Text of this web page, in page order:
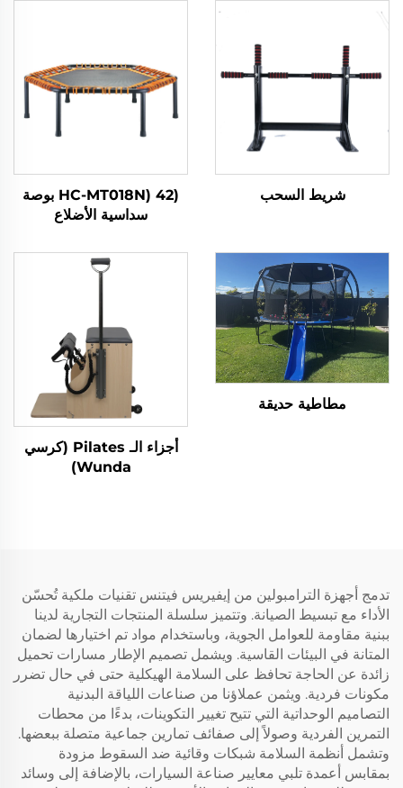
شريط السحب
(HC-MT018N) 42 بوصة
سداسية الأضلاع
مطاطية حديقة
أجزاء الـ Pilates (كرسي
Wunda)
تدمج أجهزة الترامبولين من إيفيريس فيتنس تقنيات ملكية تُحسّن
الأداء مع تبسيط الصيانة. وتتميز سلسلة المنتجات التجارية لدينا
ببنية مقاومة للعوامل الجوية، وباستخدام مواد تم اختيارها لضمان
المتانة في البيئات القاسية. ويشمل تصميم الإطار مسارات تحميل
زائدة عن الحاجة تحافظ على السلامة الهيكلية حتى في حال تضرر
مكونات فردية. ويثمن عملاؤنا من صناعات اللياقة البدنية
التصاميم الوحداتية التي تتيح تغيير التكوينات، بدءًا من محطات
التمرين الفردية وصولاً إلى صفائف تمارين جماعية متصلة ببعضها.
وتشمل أنظمة السلامة شبكات وقائية ضد السقوط مزودة
بمقابس أعمدة تلبي معايير صناعة السيارات، بالإضافة إلى وسائد